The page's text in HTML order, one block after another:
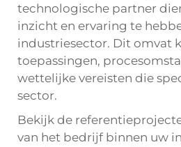
technologische partner
inzicht en ervaring te
industriesector. Dit omvat
toepassingen,
wettelijke vereisten die
sector.
Bekijk de
van het bedrijf binnen uw